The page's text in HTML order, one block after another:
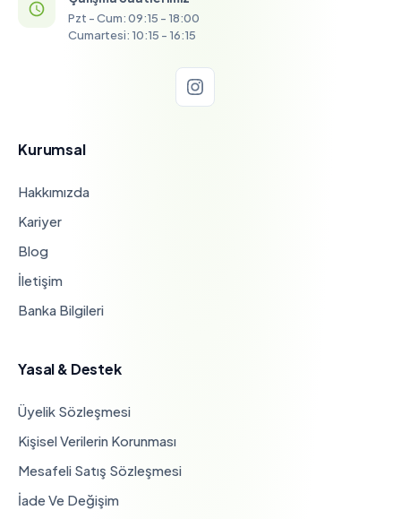
Pzt - Cum: 09:15 - 18:00
Cumartesi: 10:15 - 16:15
Kurumsal
Hakkımızda
Kariyer
Blog
İletişim
Banka Bilgileri
Yasal & Destek
Üyelik Sözleşmesi
Kişisel Verilerin Korunması
Mesafeli Satış Sözleşmesi
İade Ve Değişim